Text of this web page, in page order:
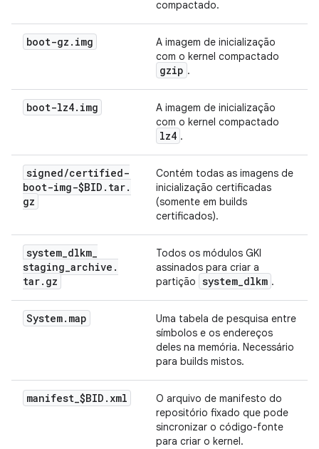
compactado.
boot-gz . img
A imagem de inicialização
com o kernel compactado
gzip .
boot-lz4. img
A imagem de inicialização
com o kernel compactado
lz4 .
signed/certified-
boot-img-$BID . tar.
gz
Contém todas as imagens de
inicialização certificadas
(somente em builds
certificados).
system_dlkm_
staging_archive .
tar. gz
Todos os módulos GKI
assinados para criar a
partição system_dlkm .
System. map
Uma tabela de pesquisa entre
símbolos e os endereços
deles na memória. Necessário
para builds mistos.
manifest_$BID . xml
O arquivo de manifesto do
repositório fixado que pode
sincronizar o código-fonte
para criar o kernel.